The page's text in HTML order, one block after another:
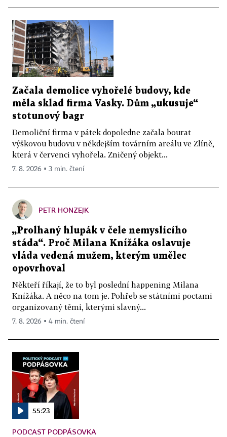
Začala demolice vyhořelé budovy, kde
měla sklad firma Vasky. Dům „ukusuje“
stotunový bagr
Demoliční firma v pátek dopoledne začala bourat
výškovou budovu v někdejším továrním areálu ve Zlíně,
která v červenci vyhořela. Zničený objekt...
7. 8. 2026 ▪ 3 min. čtení
PETR HONZEJK
„Prolhaný hlupák v čele nemyslícího
stáda“. Proč Milana Knížáka oslavuje
vláda vedená mužem, kterým umělec
opovrhoval
Někteří říkají, že to byl poslední happening Milana
Knížáka. A něco na tom je. Pohřeb se státními poctami
organizovaný těmi, kterými slavný...
7. 8. 2026 ▪ 4 min. čtení
55:23
PODCAST PODPÁSOVKA